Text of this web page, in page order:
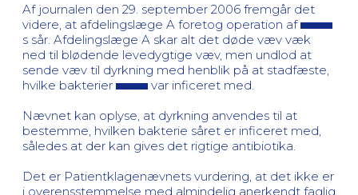
Af journalen den 29. september 2006 fremgår det
videre, at afdelingslæge A foretog operation af
s sår. Afdelingslæge A skar alt det døde væv væk
ned til blødende levedygtige væv, men undlod at
sende væv til dyrkning med henblik på at stadfæste,
hvilke bakterier
var inficeret med.
Nævnet kan oplyse, at dyrkning anvendes til at
bestemme, hvilken bakterie såret er inficeret med,
således at der kan gives det rigtige antibiotika.
Det er Patientklagenævnets vurdering, at det ikke er
i overensstemmelse med almindelig anerkendt faglig